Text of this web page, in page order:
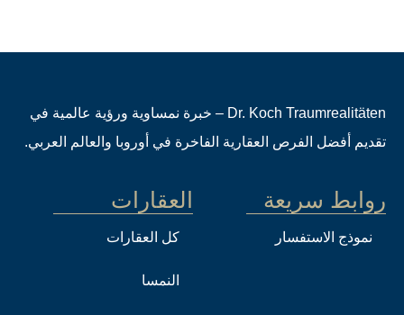
Dr. Koch Traumrealitäten – خبرة نمساوية ورؤية عالمية في
تقديم أفضل الفرص العقارية الفاخرة في أوروبا والعالم العربي.
روابط سريعة
نموذج الاستفسار
العقارات
كل العقارات
النمسا